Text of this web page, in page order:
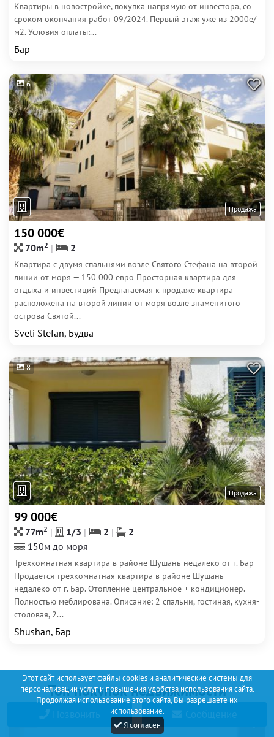
Этот сайт использует файлы cookies и аналитические системы для
персонализации услуг и повышения удобства использования сайта.
Продолжая использование этого сайта, Вы разрешаете их
использование.
Я согласен
Квартиры в новостройке, покупка напрямую от инвестора, со
сроком окончания работ 09/2024. Первый этаж уже из 2000e/
м2. Условия оплаты:...
Бар
6
Продажа
150 000€
70m2 2
Квартира с двумя спальнями возле Святого Стефана на второй
линии от моря — 150 000 евро Просторная квартира для
отдыха и инвестиций Предлагаемая к продаже квартира
расположена на второй линии от моря возле знаменитого
острова Святой...
Sveti Stefan, Будва
8
Продажа
99 000€
77m2 1/3 2
2
150м до моря
Трехкомнатная квартира в районе Шушань недалеко от г. Бар
Продается трехкомнатная квартира в районе Шушань
недалеко от г. Бар. Отопление центральное + кондиционер.
Полностью меблирована. Описание: 2 спальни, гостиная, кухня-
столовая, 2...
Shushan, Бар
Топ покупок недвижимости
Позвонить Сообщение